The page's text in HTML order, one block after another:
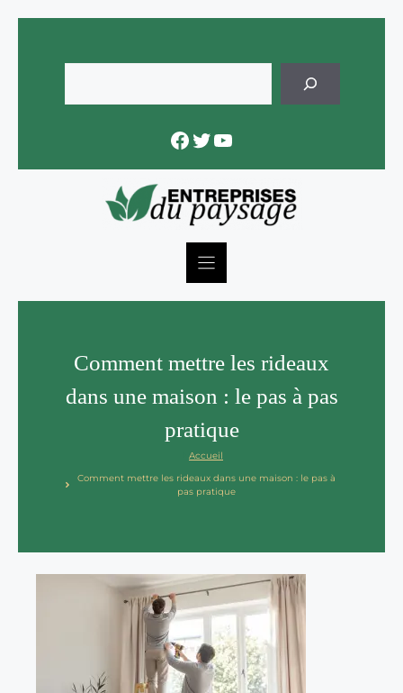
content
Facebook
Twitter
YouTube
Comment mettre les rideaux
dans une maison : le pas à pas
pratique
Accueil
Comment mettre les rideaux dans une maison : le pas à
pas pratique